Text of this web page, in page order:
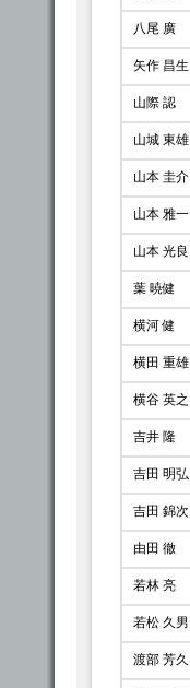
八尾 廣
矢作 昌生
山際 認
山城 東雄
山本 圭介
山本 雅一
山本 光良
葉 暁健
横河 健
横田 重雄
横谷 英之
吉井 隆
吉田 明弘
吉田 錦次
由田 徹
若林 亮
若松 久男
渡部 芳久